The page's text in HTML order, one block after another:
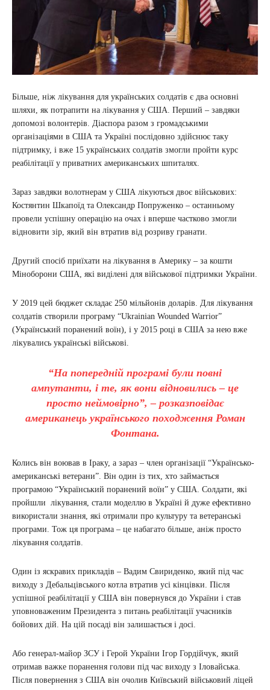
Більше, ніж лікування для українських солдатів є два основні
шляхи, як потрапити на лікування у США. Перший – завдяки
допомозі волонтерів. Діаспора разом з громадськими
організаціями в США та Україні послідовно здійснює таку
підтримку, і вже 15 українських солдатів змогли пройти курс
реабілітації у приватних американських шпиталях.
Зараз завдяки волотнерам у США лікуються двоє військових:
Костянтин Шкапоїд та Олександр Попруженко – останньому
провели успішну операцію на очах і вперше частково змогли
відновити зір, який він втратив від розриву гранати.
​Другий спосіб приїхати на лікування в Америку – за кошти
Міноборони США, які виділені для військової підтримки України.
У 2019 цей бюджет складає 250 мільйонів доларів. Для лікування
солдатів створили програму “Ukrainian Wounded Warrior”
(Український поранений воїн), і у 2015 році в США за нею вже
лікувались українські військові.
“На попередній програмі були повні
ампутанти, і те, як вони відновились – це
просто неймовірно”, – розказповідає
американець українського походження Роман
Фонтана.
Колись він воював в Іраку, а зараз – член організації “Українсько-
американські ветерани”. Він один із тих, хто займається
програмою “Український поранений воїн” у США. Солдати, які
пройшли лікування, стали моделлю в Україні й дуже ефективно
використали знання, які отримали про культуру та ветеранські
програми. Тож ця програма – це набагато більше, аніж просто
лікування солдатів.
Один із яскравих прикладів – Вадим Свириденко, який під час
виходу з Дебальцівського котла втратив усі кінцівки. Після
успішної реабілітації у США він повернувся до України і став
уповноваженим Президента з питань реабілітації учасників
бойових дій. На цій посаді він залишається і досі.
Або генерал-майор ЗСУ і Герой України Ігор Гордійчук, який
отримав важке поранення голови під час виходу з Іловайська.
Після повернення з США він очолив Київський військовий ліцей